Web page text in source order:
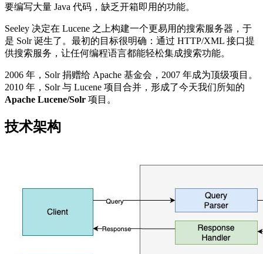
要编写大量 Java 代码，缺乏开箱即用的功能。
Seeley 决定在 Lucene 之上构建一个更易用的搜索服务器，于
是 Solr 诞生了。最初的目标很明确：通过 HTTP/XML 接口提
供搜索服务，让任何编程语言都能轻松集成搜索功能。
2006 年，Solr 捐赠给 Apache 基金会，2007 年成为顶级项目。
2010 年，Solr 与 Lucene 项目合并，形成了今天我们所知的
Apache Lucene/Solr 项目。
技术架构